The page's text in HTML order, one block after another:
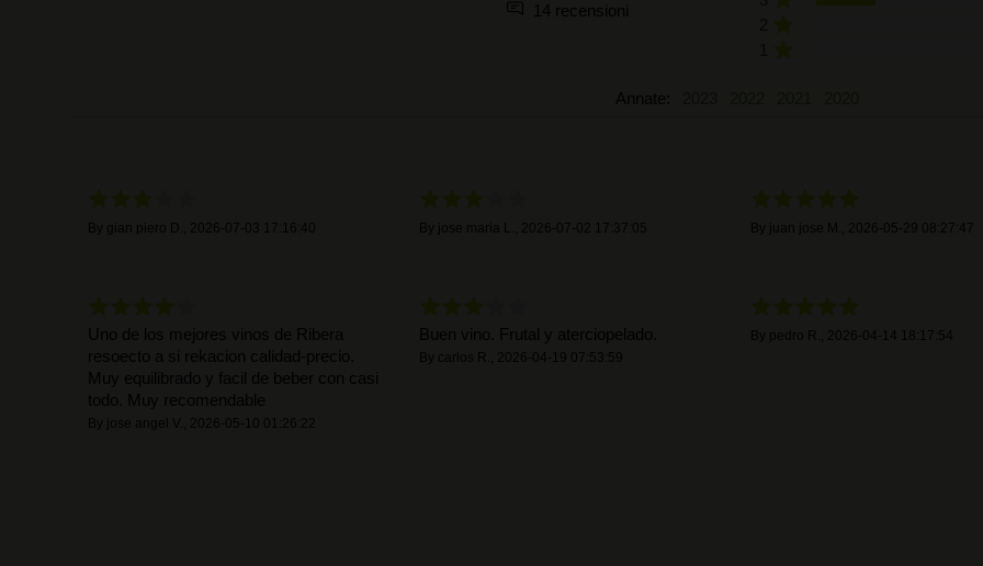
14 recensioni
Annate:
gian piero D. 2026-07-03 17:16:40 jose maria L. 2026-07-02 17:37:05 juan jose M. 2026-05-29 08:27:47
Uno de los mejores vinos de Ribera
resoecto a si rekacion calidad-precio.
Muy equilibrado y facil de beber con casi
todo. Muy recomendable
jose angel V. 2026-05-10 01:26:22
Buen vino. Frutal y aterciopelado.
carlos R. 2026-04-19 07:53:59
pedro R. 2026-04-14 18:17:54